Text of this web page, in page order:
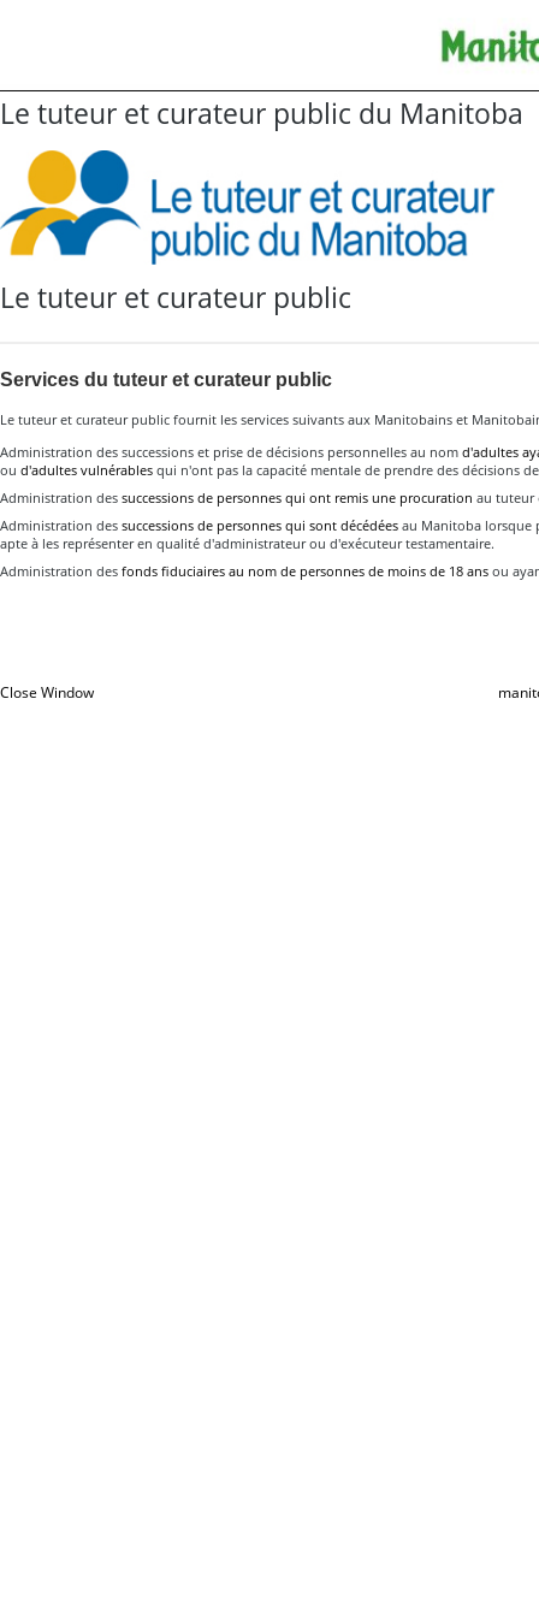
Le tuteur et curateur public du Manitoba
Le tuteur et curateur public
Services du tuteur et curateur public
Le tuteur et curateur public fournit les services suivants aux Manitobains et
Administration des successions et prise de décisions personnelles au nom d'adultes
ou d'adultes vulnérables qui n'ont pas la capacité mentale de prendre des décisions
Administration des successions de personnes qui ont remis une procuration au tuteur
Administration des successions de personnes qui sont décédées au Manitoba lorsque
apte à les représenter en qualité d'administrateur ou d'exécuteur testamentaire.
Administration des fonds fiduciaires au nom de personnes de moins de 18 ans ou
Close Window